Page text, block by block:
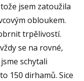
jsem zatoužila
obloukem.
trpělivostí.
se na rovné,
schytali
150 dirhamů. Sice